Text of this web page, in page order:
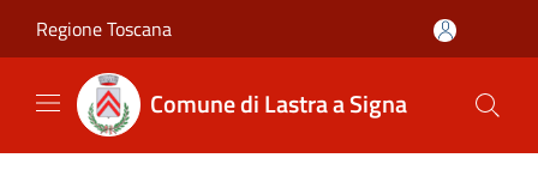
Regione Toscana
Comune di Lastra a Signa